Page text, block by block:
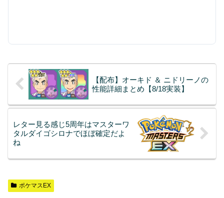
【配布】オーキド ＆ ニドリーノの
性能詳細まとめ【8/18実装】
レター見る感じ5周年はマスターワ
タルダイゴシロナでほぼ確定だよ
ね
ポケマスEX